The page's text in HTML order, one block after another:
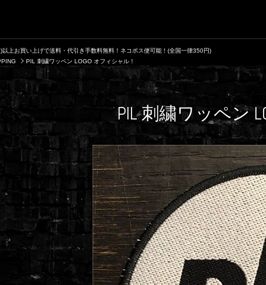
以上お買い上げで送料・代引き手数料無料！ネコポス便可能！(全国一律350円)
PIL 刺繍ワッペン LOGO オフィシャル！
PIL 刺繍ワッペン